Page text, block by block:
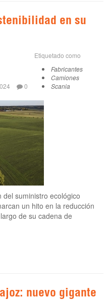
en su
0
Etiquetado como
Fabricantes
Camiones
Scania
suministro ecológico
un hito en la reducción
de su cadena de
nuevo gigante